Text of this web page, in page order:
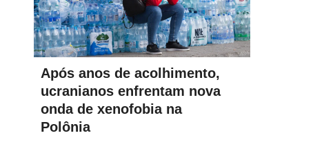
Após anos de acolhimento,
ucranianos enfrentam nova
onda de xenofobia na
Polônia